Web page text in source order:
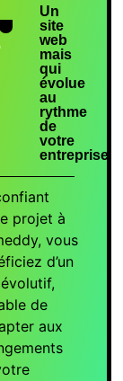
Un
site
web
mais
qui
évolue
au
rythme
de
votre
entreprise
projet à
vous
d’un
de
aux